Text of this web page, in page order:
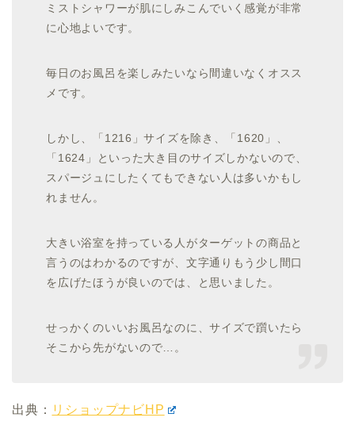
ミストシャワーが肌にしみこんでいく感覚が非常
に心地よいです。
毎日のお風呂を楽しみたいなら間違いなくオスス
メです。
しかし、「1216」サイズを除き、「1620」、
「1624」といった大き目のサイズしかないので、
スパージュにしたくてもできない人は多いかもし
れません。
大きい浴室を持っている人がターゲットの商品と
言うのはわかるのですが、文字通りもう少し間口
を広げたほうが良いのでは、と思いました。
せっかくのいいお風呂なのに、サイズで躓いたら
そこから先がないので…。
出典： リショップナビHP